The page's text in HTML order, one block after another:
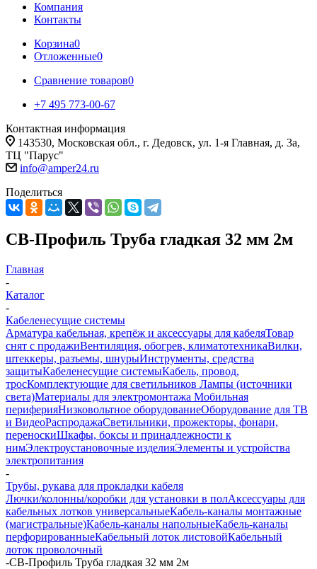
Компания
Контакты
Корзина0
Отложенные0
Сравнение товаров0
+7 495 773-00-67
Контактная информация
143530, Московская обл., г. Дедовск, ул. 1-я Главная, д. 3а,
ТЦ "Парус"
info@amper24.ru
Поделиться
CВ-Профиль Труба гладкая 32 мм 2м
Главная
-
Каталог
-
Кабеленесущие системы
Арматура кабельная, крепёж и аксессуары для кабеляТовар
снят с продажиВентиляция, обогрев, климатотехникаВилки,
штеккеры, разъемы, шнурыИнструменты, средства
защитыКабеленесущие системыКабель, провод,
тросКомплектующие для светильников Лампы (источники
света)Материалы для электромонтажа Мобильная
периферияНизковольтное оборудованиеОборудование для ТВ
и ВидеоРаспродажаСветильники, прожекторы, фонари,
переноскиШкафы, боксы и принадлежности к
нимЭлектроустановочные изделияЭлементы и устройства
электропитания
-
Трубы, рукава для прокладки кабеля
Лючки/колонны/коробки для установки в полАксессуары для
кабельных лотков универсальныеКабель-каналы монтажные
(магистральные)Кабель-каналы напольныеКабель-каналы
перфорированныеКабельный лоток листовойКабельный
лоток проволочный
-CВ-Профиль Труба гладкая 32 мм 2м